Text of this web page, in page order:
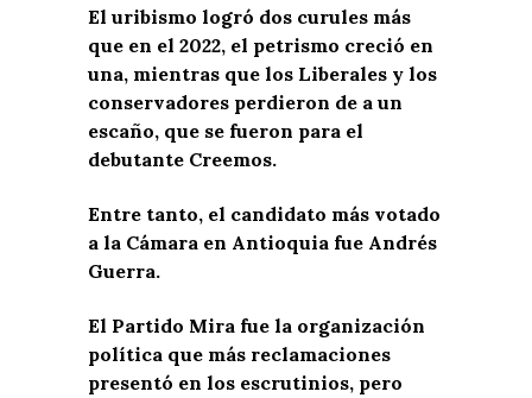
El uribismo logró dos curules más
que en el 2022, el petrismo creció en
una, mientras que los Liberales y los
conservadores perdieron de a un
escaño, que se fueron para el
debutante Creemos.
Entre tanto, el candidato más votado
a la Cámara en Antioquia fue Andrés
Guerra.
El Partido Mira fue la organización
política que más reclamaciones
presentó en los escrutinios, pero